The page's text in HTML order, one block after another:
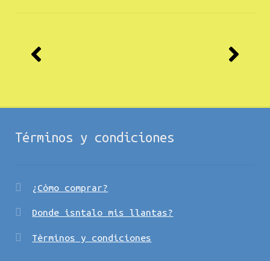
Términos y condiciones
¿Còmo comprar?
Donde isntalo mis llantas?
Tèrminos y condiciones